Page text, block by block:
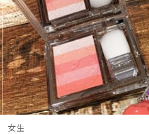
女生